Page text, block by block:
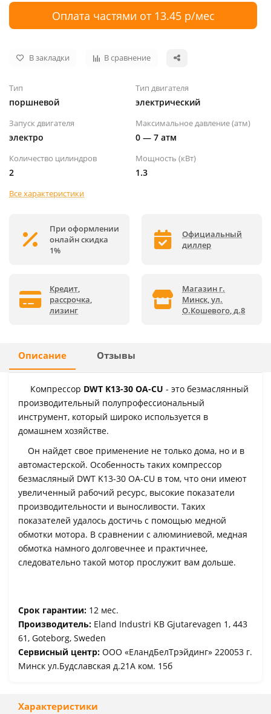
Оплата частями от 13.45 р/мес
В закладки В сравнение
Тип
поршневой
Тип двигателя
электрический
Запуск двигателя
электро
Максимальное давление (атм)
0 — 7 атм
Количество цилиндров
2
Мощность (кВт)
1.3
Все характеристики
При оформлении
онлайн скидка
1%
Официальный
диллер
Кредит,
рассрочка,
лизинг
Магазин г.
Минск, ул.
О.Кошевого, д.8
Описание Отзывы
Компрессор DWT K13-30 OA-CU - это безмаслянный
производительный полупрофессиональный
инструмент, который широко используется в
домашнем хозяйстве.
Он найдет свое применение не только дома, но и в
автомастерской. Особенность таких компрессор
безмасляный DWT K13-30 OA-CU в том, что они имеют
увеличенный рабочий ресурс, высокие показатели
производительности и выносливости. Таких
показателей удалось достичь с помощью медной
обмотки мотора. В сравнении с алюминиевой, медная
обмотка намного долговечнее и практичнее,
следовательно такой мотор прослужит вам дольше.
Срок гарантии: 12 мес.
Производитель: Eland Industri KB Gjutarevagen 1, 443
61, Goteborg, Sweden
Сервисный центр: ООО «ЕландБелТрэйдинг» 220053 г.
Минск ул.Будславская д.21А ком. 15б
Характеристики